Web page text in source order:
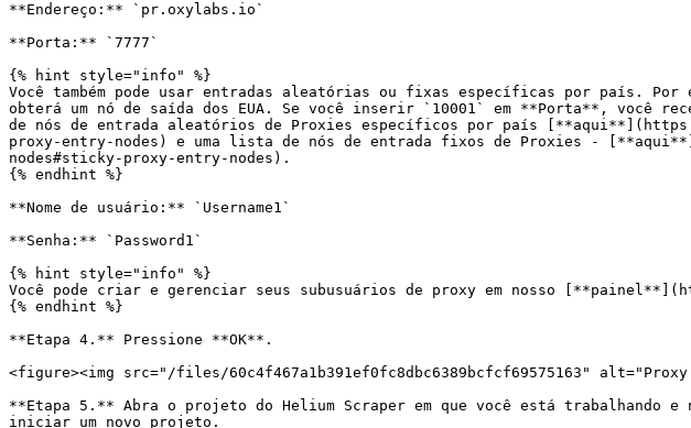
**Endereço:** `pr.oxylabs.io`
**Porta:** `7777`
{% hint style="info" %}
Você também pode usar entradas aleatórias ou fixas específicas por país.
obterá um nó de saída dos EUA. Se você inserir `10001` em **Porta**, você
de nós de entrada aleatórios de Proxies específicos por país
proxy-entry-nodes) e uma lista de nós de entrada fixos de Proxies -
nodes#sticky-proxy-entry-nodes).
{% endhint %}
**Nome de usuário:** `Username1`
**Senha:** `Password1`
{% hint style="info" %}
Você pode criar e gerenciar seus subusuários de proxy em nosso
{% endhint %}
**Etapa 4.** Pressione **OK**.
<figure><img src="/files/60c4f467a1b391ef0fc8dbc6389bcfcf69575163"
**Etapa 5.** Abra o projeto do Helium Scraper em que você está trabalhando
iniciar um novo projeto.